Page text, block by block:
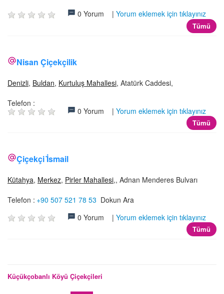
0 Yorum | Yorum eklemek için tıklayınız
Tümü
Nisan Çiçekçilik
Denizli, Buldan, Kurtuluş Mahallesi, Atatürk Caddesi,
Telefon :
0 Yorum | Yorum eklemek için tıklayınız
Tümü
Çiçekçi İ̇smail
Kütahya, Merkez, Pirler Mahallesi,, Adnan Menderes Bulvarı
Telefon : +90 507 521 78 53 Dokun Ara
0 Yorum | Yorum eklemek için tıklayınız
Tümü
Küçükçobanlı Köyü Çiçekçileri